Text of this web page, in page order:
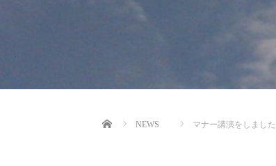
Home NEWS マナー講演をしました